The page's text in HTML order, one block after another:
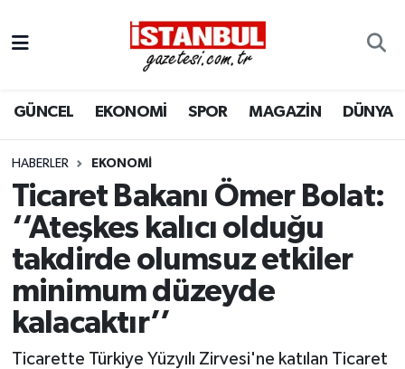
GÜNCEL EKONOMİ SPOR MAGAZİN DÜNYA
HABERLER EKONOMI
Ticaret Bakanı Ömer Bolat:
‘‘Ateşkes kalıcı olduğu
takdirde olumsuz etkiler
minimum düzeyde
kalacaktır’’
Ticarette Türkiye Yüzyılı Zirvesi'ne katılan Ticaret
EKONOMİ
İSTANBUL
DÜNYA
SPOR
MAGAZİN
Nöbetçi Eczaneler
Hava Durumu
Trafik Durumu
Süper Lig Puan Durumu ve Fikstür
Tüm Manşetler
Son Dakika Haberleri